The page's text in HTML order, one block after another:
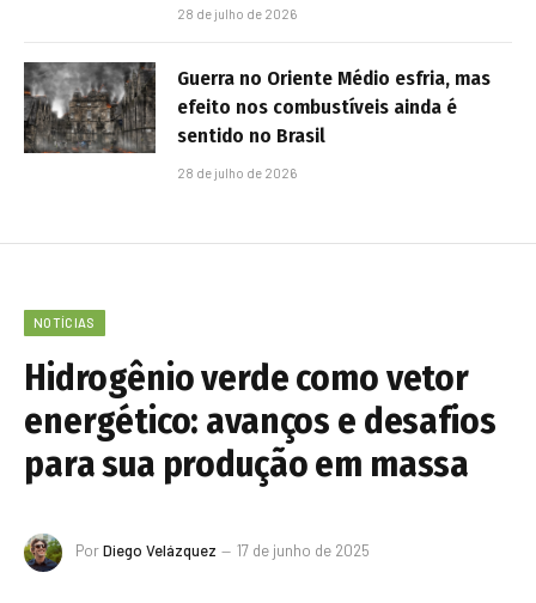
28 de julho de 2026
Guerra no Oriente Médio esfria, mas
efeito nos combustíveis ainda é
sentido no Brasil
28 de julho de 2026
NOTÍCIAS
Hidrogênio verde como vetor
energético: avanços e desafios
para sua produção em massa
PorDiego Velázquez 17 de junho de 2025